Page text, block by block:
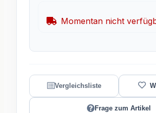
Momentan nicht
Frage zum Artikel